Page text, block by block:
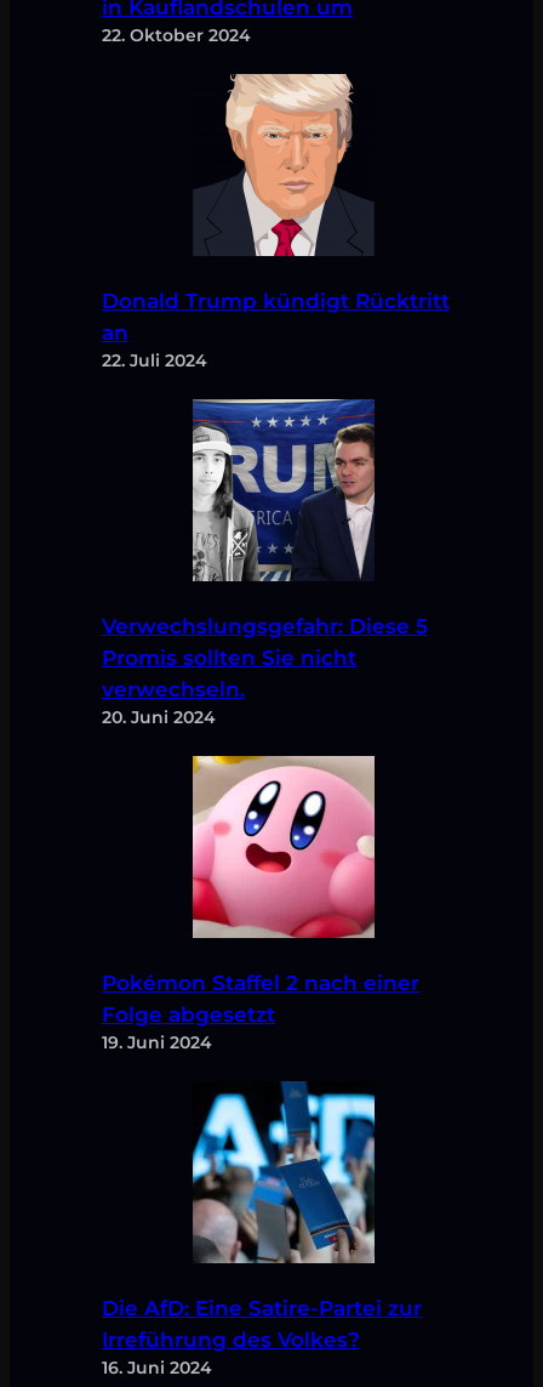
in Kauflandschulen um
22. Oktober 2024
Donald Trump kündigt Rücktritt
an
22. Juli 2024
Verwechslungsgefahr: Diese 5
Promis sollten Sie nicht
verwechseln.
20. Juni 2024
Pokémon Staffel 2 nach einer
Folge abgesetzt
19. Juni 2024
Die AfD: Eine Satire-Partei zur
Irreführung des Volkes?
16. Juni 2024